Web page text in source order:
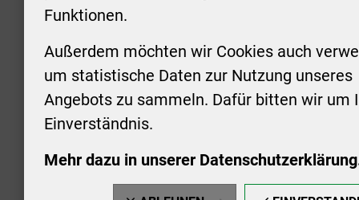
Funktionen.
Außerdem möchten wir Cookies auch
um statistische Daten zur Nutzung unseres
Angebots zu sammeln. Dafür bitten wir um
Einverständnis.
Mehr dazu in unserer
KONTAKT
Stadt Aschersleben
Markt 1
06449 Aschersleben
+49 3473 958-0
stadt@aschersleben.de
https://www.aschersleben.de/
Montag:
Uhr
Uhr
vorheriger